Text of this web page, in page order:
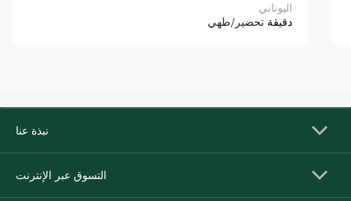
اليوناني
دقيقة تحضير/طهي
نبذة عنا
التسوق عبر الإنترنت